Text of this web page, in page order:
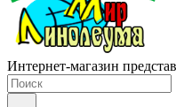
Интернет-магазин